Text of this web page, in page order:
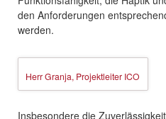
den Anforderungen
werden.
Herr Granja, Projektleiter ICO
Insbesondere die